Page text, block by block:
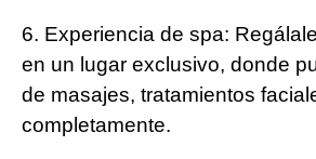
6. Experiencia de spa:
en un lugar exclusivo, donde
de masajes, tratamientos
completamente.